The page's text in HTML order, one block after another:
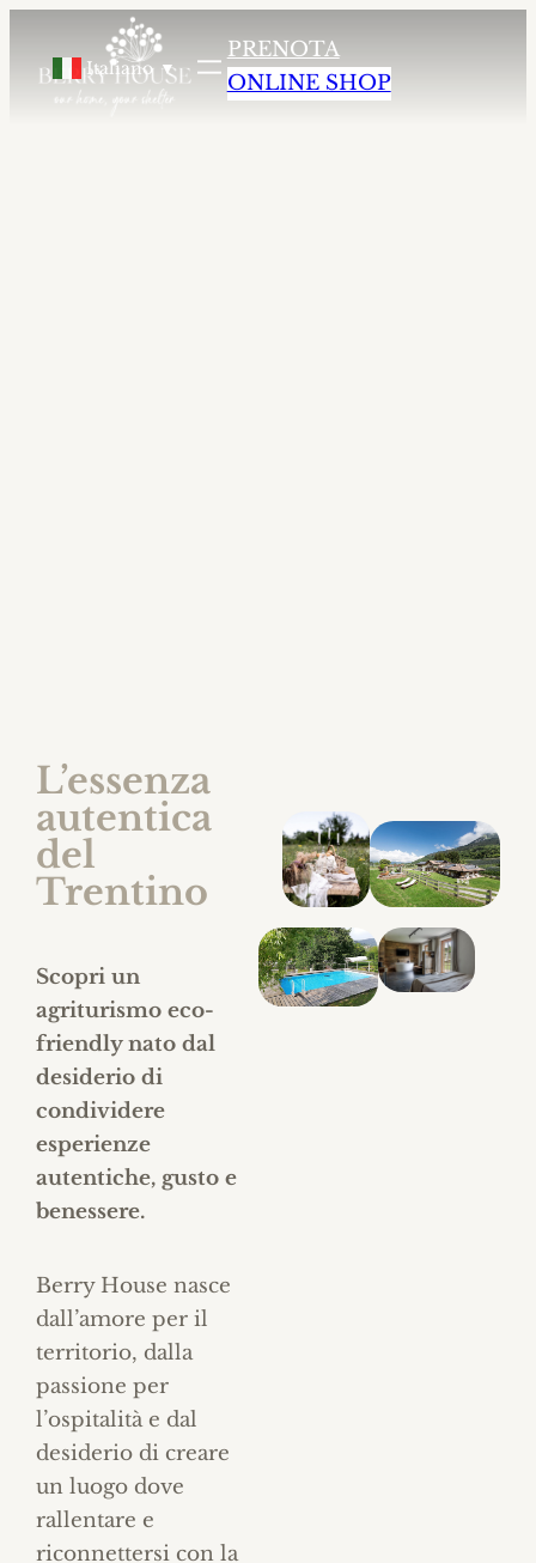
agriturismo altopiano della vigolana
PRENOTA
ONLINE SHOP
L’essenza
autentica
del
Trentino
Scopri un
agriturismo eco-
friendly nato dal
desiderio di
condividere
esperienze
autentiche, gusto e
benessere.
Berry House nasce
dall’amore per il
territorio, dalla
passione per
l’ospitalità e dal
desiderio di creare
un luogo dove
rallentare e
riconnettersi con la
Italiano ▼